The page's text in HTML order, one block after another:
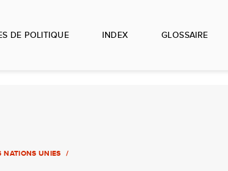
DE POLITIQUE INDEX GLOSSAIRE
NATIONS UNIES